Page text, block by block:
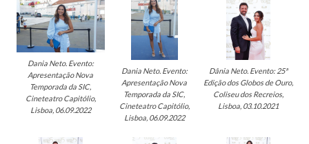
Dania Neto. Evento:
Apresentação Nova
Temporada da SIC,
Cineteatro Capitólio,
Lisboa, 06.09.2022
Dania Neto. Evento:
Apresentação Nova
Temporada da SIC,
Cineteatro Capitólio,
Lisboa, 06.09.2022
Dânia Neto. Evento: 25ª
Edição dos Globos de Ouro,
Coliseu dos Recreios,
Lisboa, 03.10.2021